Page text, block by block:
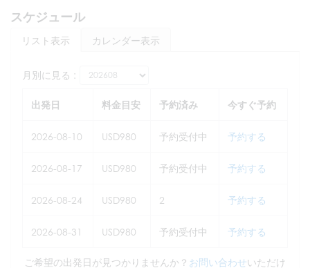
スケジュール
リスト表示 カレンダー表示
月別に見る :
出発日 料金目安 予約済み 今すぐ予約
2026-08-10 USD980 予約受付中 予約する
2026-08-17 USD980 予約受付中 予約する
2026-08-24 USD980 2 予約する
2026-08-31 USD980 予約受付中 予約する
ご希望の出発日が見つかりませんか？ お問い合わせいただけ